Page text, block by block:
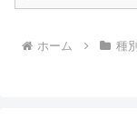
ホーム 種